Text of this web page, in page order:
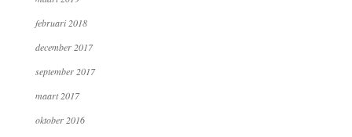
februari 2018
december 2017
september 2017
maart 2017
oktober 2016